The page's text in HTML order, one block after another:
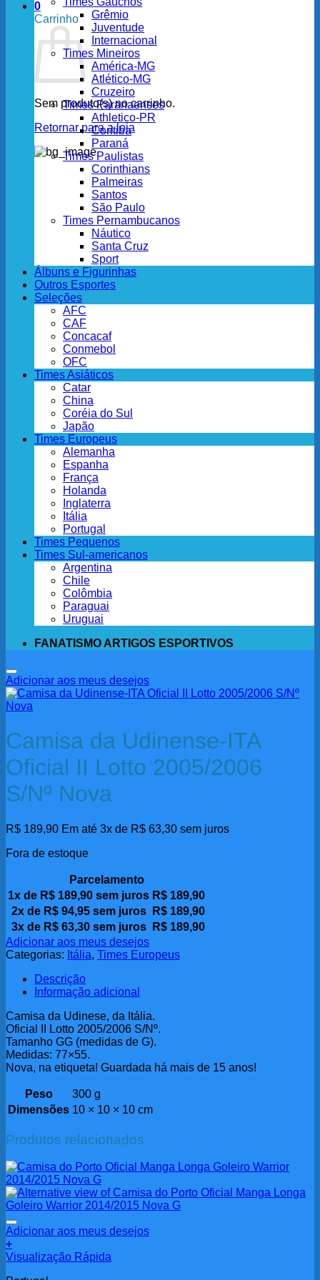
0
Carrinho
Sem produto(s) no carrinho.
Retornar para a loja
Grêmio
Juventude
Internacional
Times Mineiros
América-MG
Atlético-MG
Cruzeiro
Times Paranaenses
Athletico-PR
Coritiba
Paraná
Times Paulistas
Corinthians
Palmeiras
Santos
São Paulo
Times Pernambucanos
Náutico
Santa Cruz
Sport
Álbuns e Figurinhas
Outros Esportes
Seleções
AFC
CAF
Concacaf
Conmebol
OFC
Times Asiáticos
Catar
China
Coréia do Sul
Japão
Times Europeus
Alemanha
Espanha
França
Holanda
Inglaterra
Itália
Portugal
Times Pequenos
Times Sul-americanos
Argentina
Chile
Colômbia
Paraguai
Uruguai
FANATISMO ARTIGOS ESPORTIVOS
Adicionar aos meus desejos
Camisa da Udinense-ITA
Oficial II Lotto 2005/2006
S/Nº Nova
R$ 189,90 Em até 3x de R$ 63,30 sem juros
Fora de estoque
Parcelamento
1x de R$ 189,90 sem juros R$ 189,90
2x de R$94,95sem juros R$ 189,90
3x de R$63,30sem juros R$ 189,90
Adicionar aos meus desejos
Categorias: Itália, Times Europeus
Descrição
Informação adicional
Camisa da Udinese, da Itália.
Oficial II Lotto 2005/2006 S/Nº.
Tamanho GG (medidas de G).
Medidas: 77×55.
Nova, na etiqueta! Guardada há mais de 15 anos!
Peso
300 g
Dimensões 10 × 10 × 10 cm
Produtos relacionados
Adicionar aos meus desejos
+
Visualização Rápida